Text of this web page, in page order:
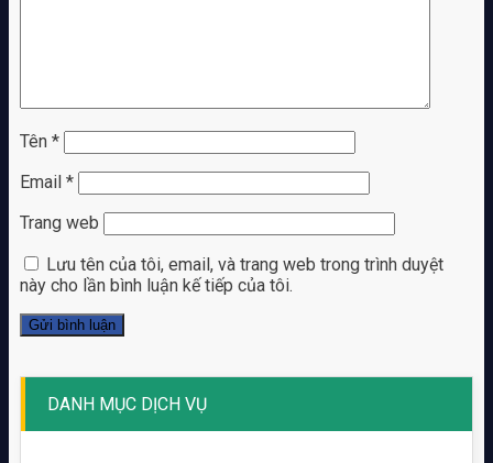
Tên *
Email *
Trang web
Lưu tên của tôi, email, và trang web trong trình duyệt
này cho lần bình luận kế tiếp của tôi.
DANH MỤC DỊCH VỤ